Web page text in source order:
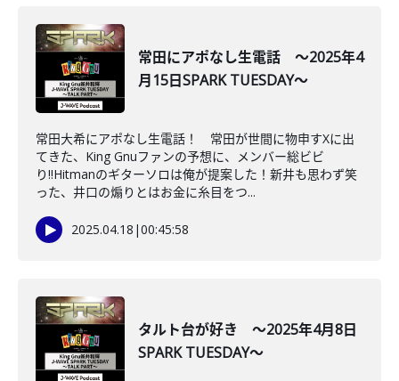
常田にアポなし生電話 ～2025年4
月15日SPARK TUESDAY～
常田大希にアポなし生電話！ 常田が世間に物申すXに出
てきた、King Gnuファンの予想に、メンバー総ビビ
り!!Hitmanのギターソロは俺が提案した！新井も思わず笑
った、井口の煽りとはお金に糸目をつ...
2025.04.18 |00:45:58
タルト台が好き ～2025年4月8日
SPARK TUESDAY～